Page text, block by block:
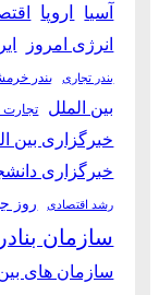
آسیا اروپا
انرژی امروز
بندر تجاری بندر
بین الملل تجارت
خبرگزاری بین
خبرگزاری
رشد اقتصادی روز
سازمان
سازمان های